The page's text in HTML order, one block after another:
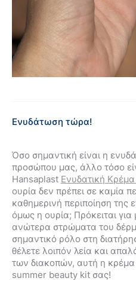
Ενυδάτωση τώρα!
Όσο σημαντική είναι η
προσώπου μας, άλλο τόσο
Hansaplast Ενυδατική
ουρία δεν πρέπει σε καμία
καθημερινή περιποίηση της
όμως η ουρία; Πρόκειται
ανώτερα στρώματα του
σημαντικό ρόλο στη
θέλετε λοιπόν λεία και
των διακοπών, αυτή η κρέμα
summer beauty kit σας!